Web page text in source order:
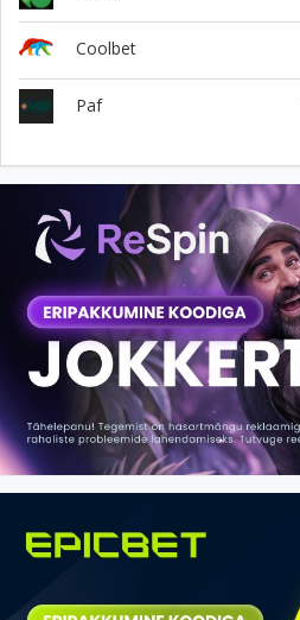
Coolbet
Paf